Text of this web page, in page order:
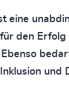
eine
den Erfolg
und